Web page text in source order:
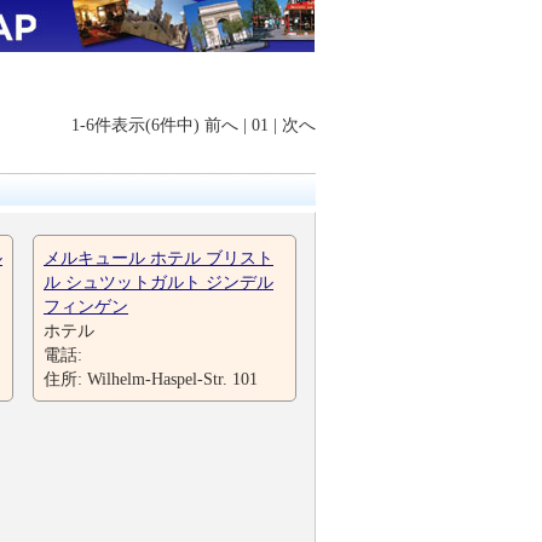
1-6件表示(6件中) 前へ | 01 | 次へ
メルキュール ホテル ブリスト
ル シュツットガルト ジンデル
フィンゲン
ホテル
電話:
住所: Wilhelm-Haspel-Str. 101